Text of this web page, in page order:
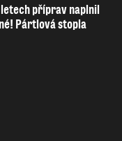
příprav naplnil
Pártlová stopla